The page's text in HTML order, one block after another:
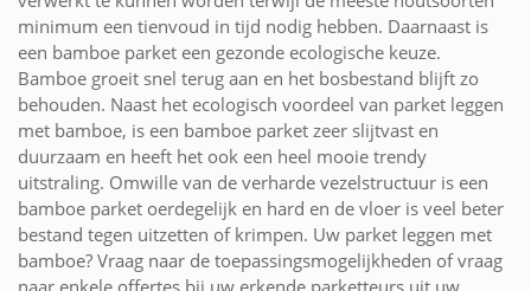
minimum een tienvoud in tijd nodig hebben. Daarnaast is
een bamboe parket een gezonde ecologische keuze.
Bamboe groeit snel terug aan en het bosbestand blijft zo
behouden. Naast het ecologisch voordeel van parket leggen
met bamboe, is een bamboe parket zeer slijtvast en
duurzaam en heeft het ook een heel mooie trendy
uitstraling. Omwille van de verharde vezelstructuur is een
bamboe parket oerdegelijk en hard en de vloer is veel beter
bestand tegen uitzetten of krimpen. Uw parket leggen met
bamboe? Vraag naar de toepassingsmogelijkheden of vraag